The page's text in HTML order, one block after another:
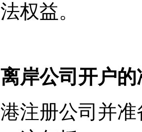
权益。
公司开户的
册公司并准